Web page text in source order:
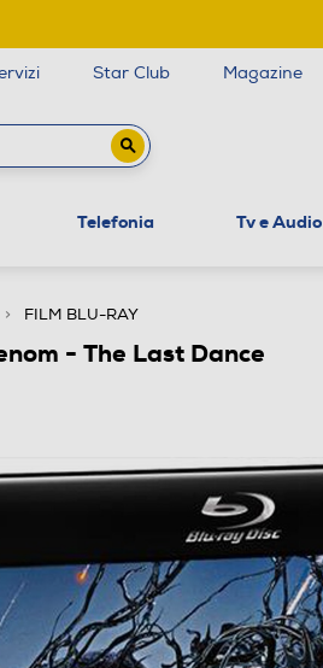
Star Club Magazine
Telefonia Tv e Audio
FILM BLU-RAY
- The Last Dance